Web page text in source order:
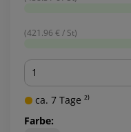
(421.96 € / St)
Menge
ca. 7 Tage ²⁾
Farbe: